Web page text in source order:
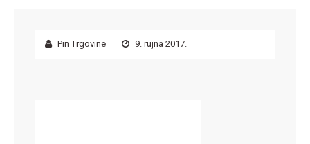
Pin Trgovine 9. rujna 2017.